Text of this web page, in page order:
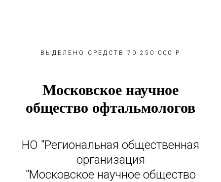
ВЫДЕЛЕНО СРЕДСТВ 70 250 000 Р
Московское научное
общество офтальмологов
НО "Региональная общественная
организация
"Московское научное общество